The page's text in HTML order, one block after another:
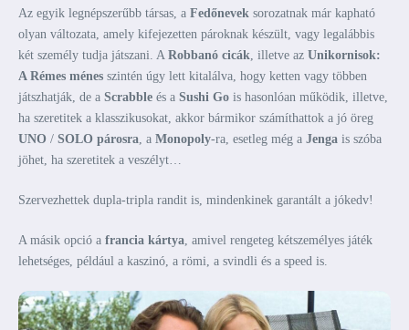
Az egyik legnépszerűbb társas, a Fedőnevek sorozatnak már kapható
olyan változata, amely kifejezetten pároknak készült, vagy legalábbis
két személy tudja játszani. A Robbanó cicák, illetve az Unikornisok:
A Rémes ménes szintén úgy lett kitalálva, hogy ketten vagy többen
játszhatják, de a Scrabble és a Sushi Go is hasonlóan működik, illetve,
ha szeretitek a klasszikusokat, akkor bármikor számíthattok a jó öreg
UNO / SOLO párosra, a Monopoly-ra, esetleg még a Jenga is szóba
jöhet, ha szeretitek a veszélyt…
Szervezhettek dupla-tripla randit is, mindenkinek garantált a jókedv!
A másik opció a francia kártya, amivel rengeteg kétszemélyes játék
lehetséges, például a kaszinó, a römi, a svindli és a speed is.